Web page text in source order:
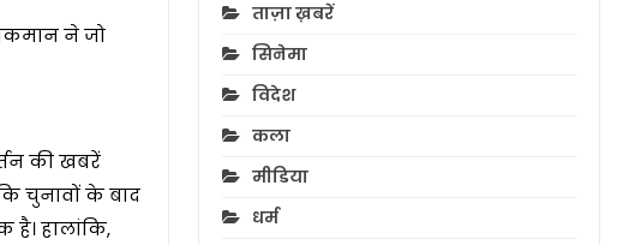
ने जो
की खबरें
चुनावों के बाद
हालांकि,
ताज़ा ख़बरें
सिनेमा
विदेश
कला
मीडिया
धर्म